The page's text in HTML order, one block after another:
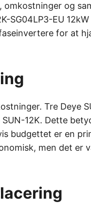
og
SG04LP3-EU
for at
Tre Deye
12K. Dette
budgettet er en
men det er